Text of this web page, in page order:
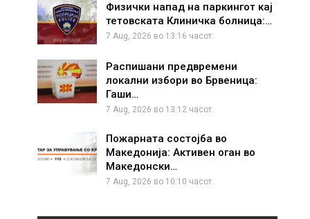
Физички напад на паркингот кај
тетовската Клиничка болница:…
7 Aug, 2026 во 13:16 часот.
Распишани предвремени
локални избори во Брвеница:
Гаши…
7 Aug, 2026 во 13:12 часот.
Пожарната состојба во
Македонија: Активен оган во
Македонски…
7 Aug, 2026 во 10:10 часот.